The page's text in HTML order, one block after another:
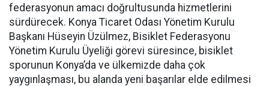
federasyonun amacı doğrultusunda hizmetlerini
sürdürecek. Konya Ticaret Odası Yönetim Kurulu
Başkanı Hüseyin Üzülmez, Bisiklet Federasyonu
Yönetim Kurulu Üyeliği görevi süresince, bisiklet
sporunun Konya’da ve ülkemizde daha çok
yaygınlaşması, bu alanda yeni başarılar elde edilmesi